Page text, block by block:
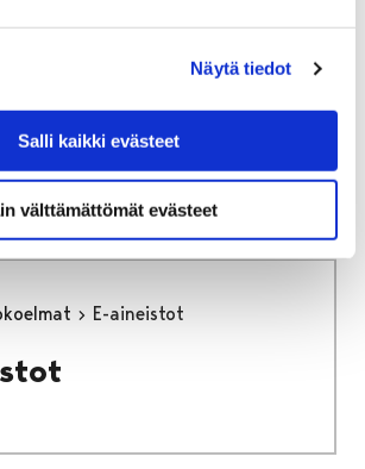
Näytä tiedot
Salli kaikki evästeet
välttämättömät evästeet
painettavia kuvioita.
kokoisia ja värisiä vinyylitarra-
lämpösiirtokalvoja. Tarra-arkkien
hinnat alkaen 2
E-aineistot